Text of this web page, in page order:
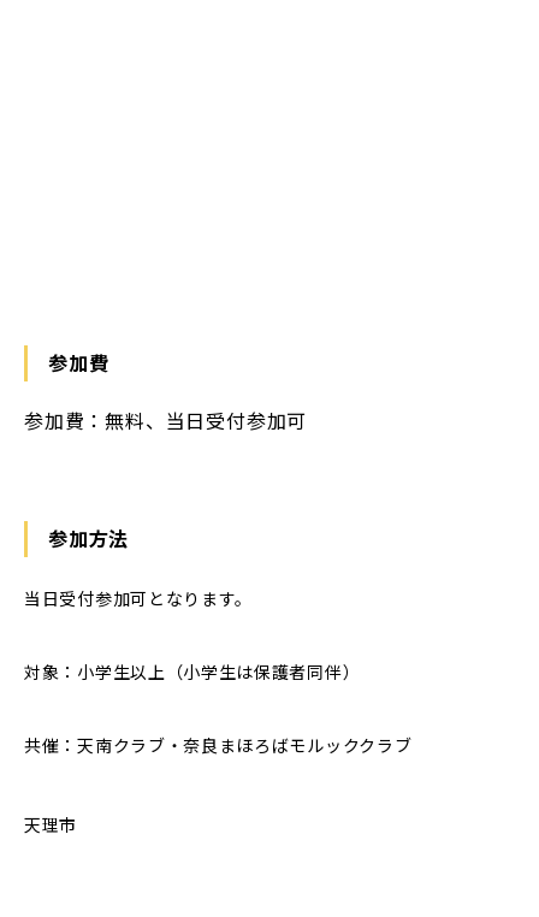
参加費
参加費：無料、当日受付参加可
参加方法
当日受付参加可となります。
対象：小学生以上（小学生は保護者同伴）
共催：天南クラブ・奈良まほろばモルッククラブ
天理市